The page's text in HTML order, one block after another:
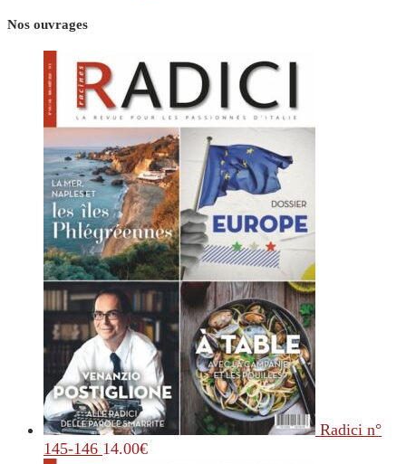
Nos ouvrages
Radici n°
145-146 14.00€